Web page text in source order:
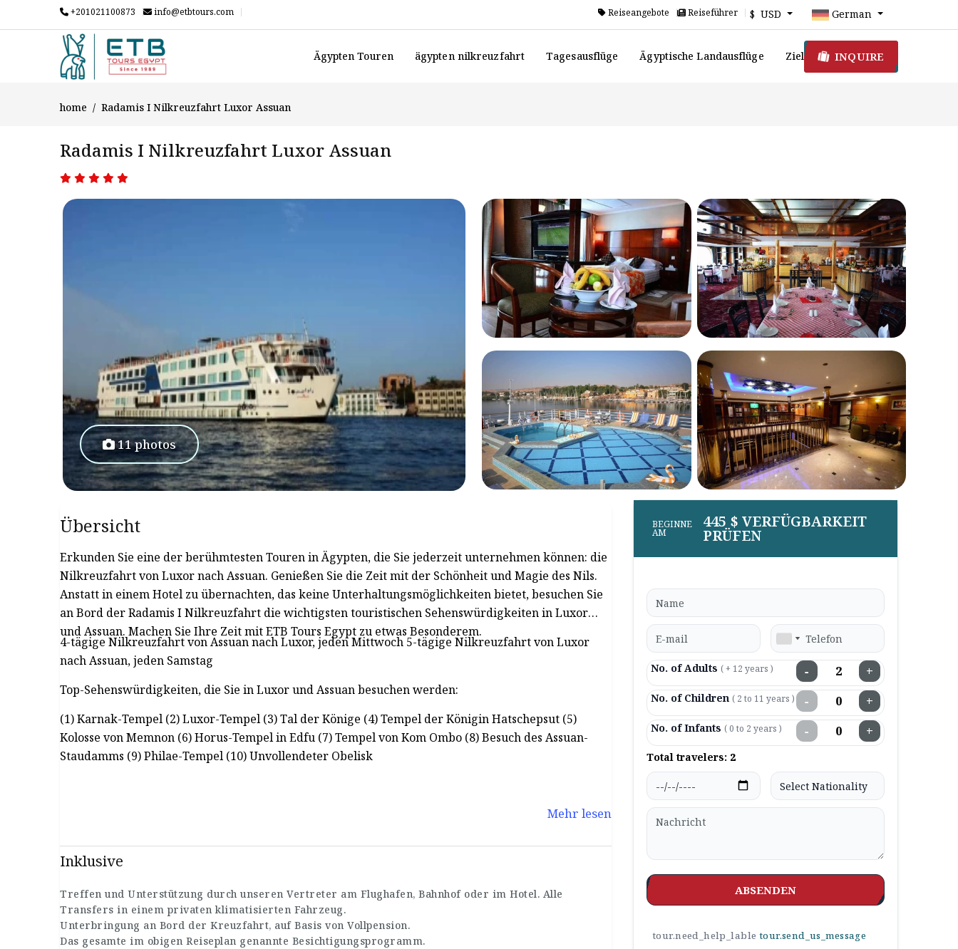
+201021100873 info@etbtours.com Reiseangebote Reiseführer $ USD German
Ägypten Touren ägypten nilkreuzfahrt Tagesausflüge Ägyptische Landausflüge Ziel INQUIRE
home Radamis I Nilkreuzfahrt Luxor Assuan
Radamis I Nilkreuzfahrt Luxor Assuan
11 photos
Übersicht
Erkunden Sie eine der berühmtesten Touren in Ägypten, die Sie jederzeit unternehmen können: die
Nilkreuzfahrt von Luxor nach Assuan. Genießen Sie die Zeit mit der Schönheit und Magie des Nils.
Anstatt in einem Hotel zu übernachten, das keine Unterhaltungsmöglichkeiten bietet, besuchen Sie
an Bord der Radamis I Nilkreuzfahrt die wichtigsten touristischen Sehenswürdigkeiten in Luxor
und Assuan. Machen Sie Ihre Zeit mit ETB Tours Egypt zu etwas Besonderem.
4-tägige Nilkreuzfahrt von Assuan nach Luxor, jeden Mittwoch 5-tägige Nilkreuzfahrt von Luxor
nach Assuan, jeden Samstag
Top-Sehenswürdigkeiten, die Sie in Luxor und Assuan besuchen werden:
(1) Karnak-Tempel (2) Luxor-Tempel (3) Tal der Könige (4) Tempel der Königin Hatschepsut (5)
Kolosse von Memnon (6) Horus-Tempel in Edfu (7) Tempel von Kom Ombo (8) Besuch des Assuan-
Staudamms (9) Philae-Tempel (10) Unvollendeter Obelisk
Mehr lesen
Inklusive
Treffen und Unterstützung durch unseren Vertreter am Flughafen, Bahnhof oder im Hotel. Alle
Transfers in einem privaten klimatisierten Fahrzeug.
Unterbringung an Bord der Kreuzfahrt, auf Basis von Vollpension.
Das gesamte im obigen Reiseplan genannte Besichtigungsprogramm.
BEGINNE
AM
445 $ VERFÜGBARKEIT
PRÜFEN
No. of Adults ( + 12 years ) − +
No. of Children ( 2 to 11 years ) − +
No. of Infants ( 0 to 2 years ) − +
Total travelers: 2
ABSENDEN
tour.need_help_lable tour.send_us_message